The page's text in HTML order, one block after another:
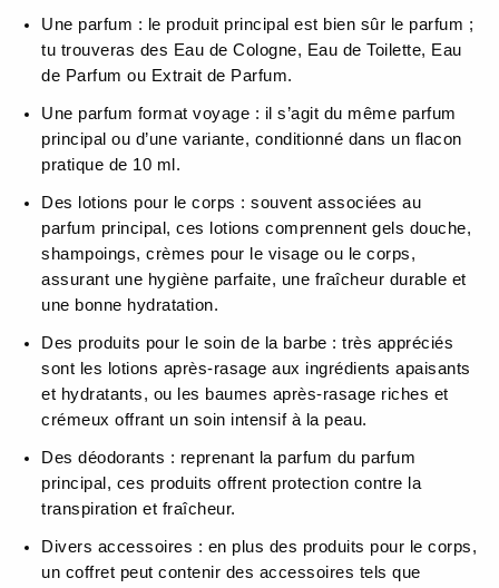
Une parfum : le produit principal est bien sûr le parfum ;
tu trouveras des Eau de Cologne, Eau de Toilette, Eau
de Parfum ou Extrait de Parfum.
Une parfum format voyage : il s’agit du même parfum
principal ou d’une variante, conditionné dans un flacon
pratique de 10 ml.
Des lotions pour le corps : souvent associées au
parfum principal, ces lotions comprennent gels douche,
shampoings, crèmes pour le visage ou le corps,
assurant une hygiène parfaite, une fraîcheur durable et
une bonne hydratation.
Des produits pour le soin de la barbe : très appréciés
sont les lotions après-rasage aux ingrédients apaisants
et hydratants, ou les baumes après-rasage riches et
crémeux offrant un soin intensif à la peau.
Des déodorants : reprenant la parfum du parfum
principal, ces produits offrent protection contre la
transpiration et fraîcheur.
Divers accessoires : en plus des produits pour le corps,
un coffret peut contenir des accessoires tels que